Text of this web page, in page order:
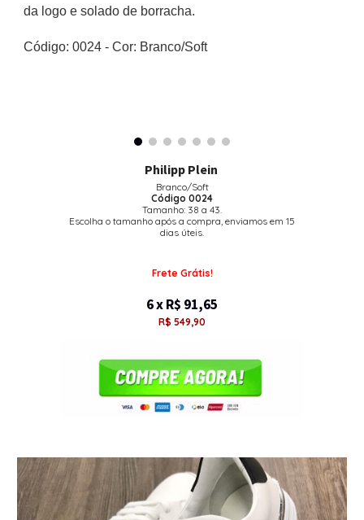
da logo e solado de borracha.
Código: 0024 -Cor: Branco/Soft
Philipp Plein
Branco/Soft
Código 0024
Tamanho: 38 a 43.
Escolha o tamanho após a compra, enviamos em 15
dias úteis.
Frete Grátis!
6 x R$ 91,65
R$ 549,90